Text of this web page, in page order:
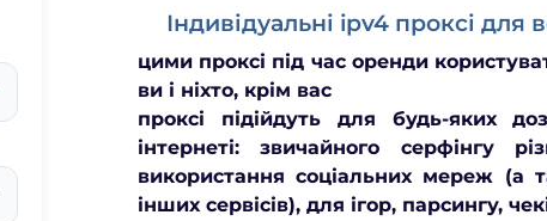
Індивідуальні ipv4 проксі для
цими проксі під час оренди
ви і ніхто, крім вас
проксі підійдуть для будь-яких
інтернеті: звичайного серфінгу
використання соціальних мереж (а
інших сервісів), для ігор, парсингу,